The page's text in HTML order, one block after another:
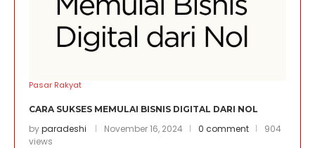
Pasar Rakyat
CARA SUKSES MEMULAI BISNIS DIGITAL DARI NOL
byparadeshi November 16, 2024 0 comment
904
views